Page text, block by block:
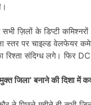
सभी ज़िलों के डिप्टी
स्तर पर चाइल्ड वेलफेयर
रिश्ता संदिग्ध लगे। फिर
जिला’बनाने की दिशा में